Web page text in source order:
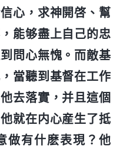
心，求神開啓、幫
能够盡上自己的忠
問心無愧。而敵基
當聽到基督在工作
去落實，并且這個
就在内心産生了抵
做有什麽表現？他